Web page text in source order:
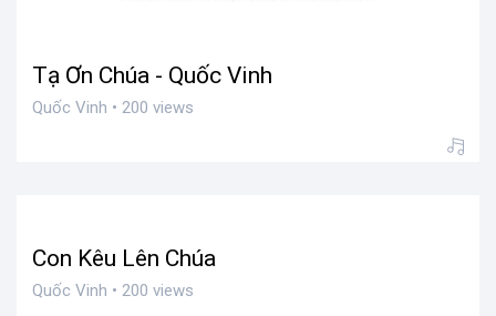
Tạ Ơn Chúa - Quốc Vinh
Quốc Vinh • 200 views
Con Kêu Lên Chúa
Quốc Vinh • 200 views